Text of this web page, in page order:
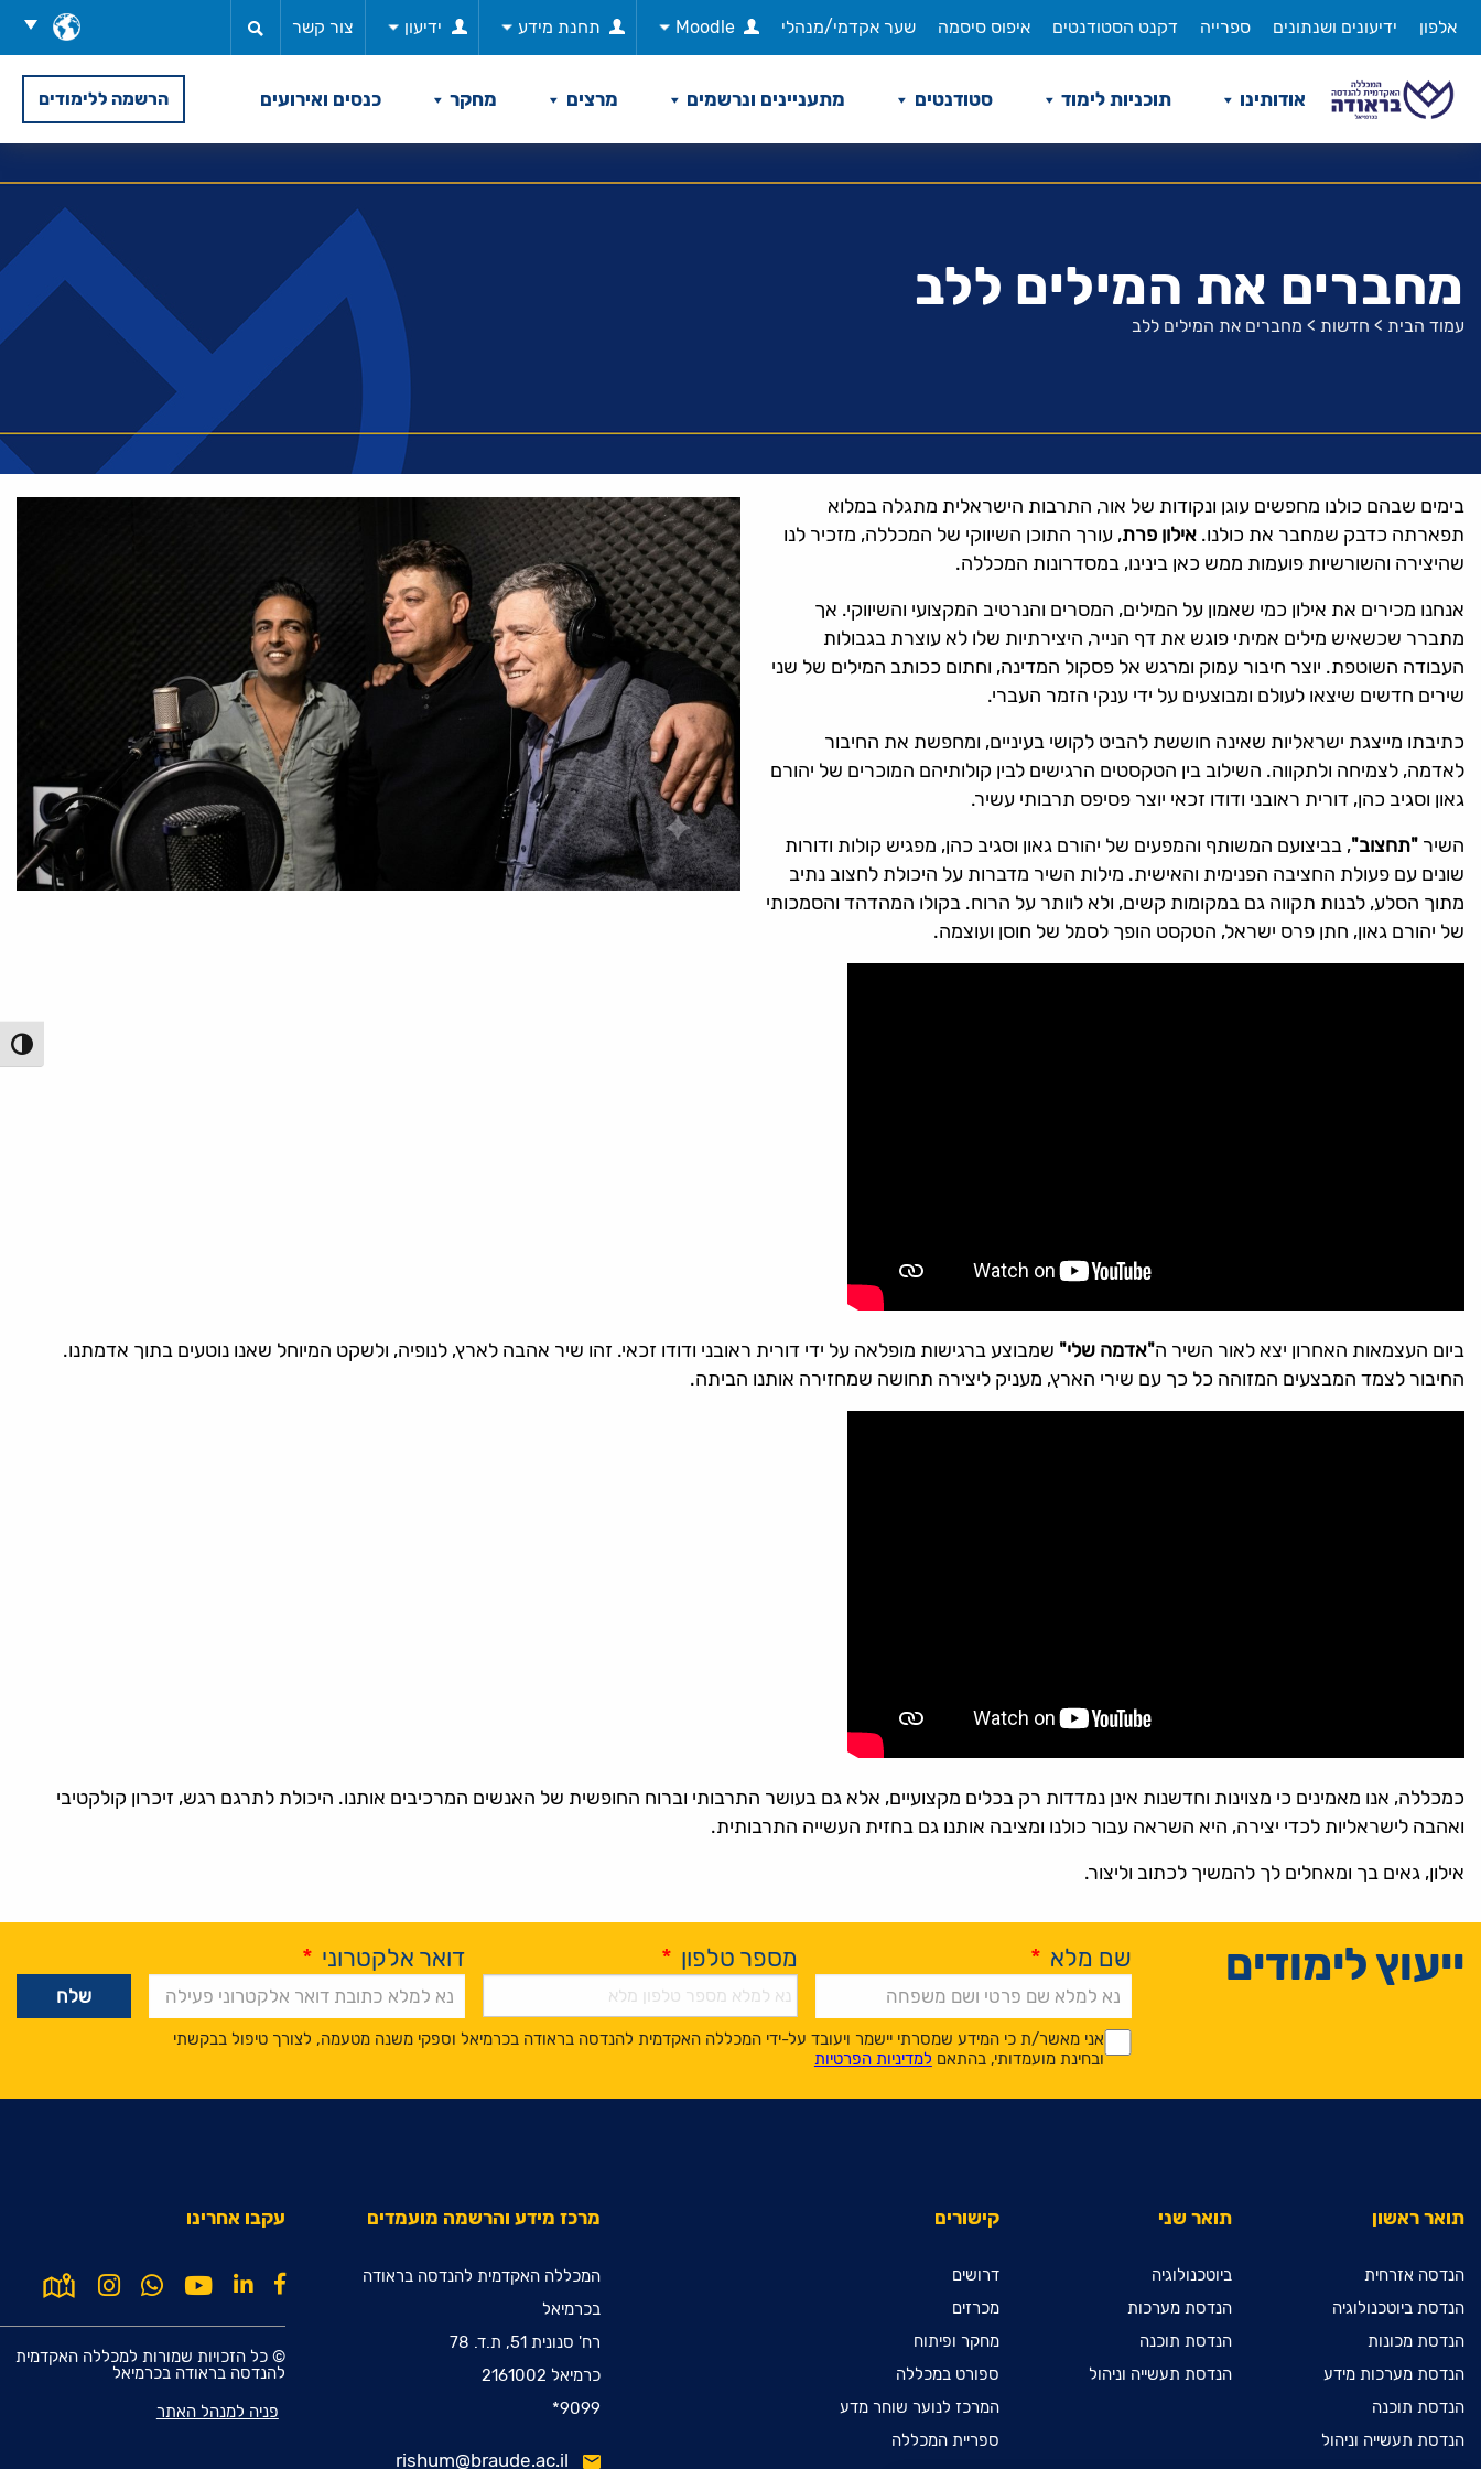
לתוכן
בחר
שפה
אלפון ידיעונים ושנתונים ספרייה דקנט הסטודנטים איפוס סיסמה שער אקדמי/מנהלי Moodle תחנת מידע ידיעון צור קשר
אודותינו תוכניות לימוד סטודנטים מתעניינים ונרשמים מרצים מחקר כנסים ואירועים הרשמה ללימודים
מחברים את המילים ללב
עמוד הבית > חדשות > מחברים את המילים ללב
בימים שבהם כולנו מחפשים עוגן ונקודות של אור, התרבות הישראלית מתגלה במלוא
תפארתה כדבק שמחבר את כולנו. אילון פרת, עורך התוכן השיווקי של המכללה, מזכיר לנו
שהיצירה והשורשיות פועמות ממש כאן בינינו, במסדרונות המכללה.
אנחנו מכירים את אילון כמי שאמון על המילים, המסרים והנרטיב המקצועי והשיווקי. אך
מתברר שכשאיש מילים אמיתי פוגש את דף הנייר, היצירתיות שלו לא עוצרת בגבולות
העבודה השוטפת. יוצר חיבור עמוק ומרגש אל פסקול המדינה, וחתום ככותב המילים של שני
שירים חדשים שיצאו לעולם ומבוצעים על ידי ענקי הזמר העברי.
כתיבתו מייצגת ישראליות שאינה חוששת להביט לקושי בעיניים, ומחפשת את החיבור
לאדמה, לצמיחה ולתקווה. השילוב בין הטקסטים הרגישים לבין קולותיהם המוכרים של יהורם
גאון וסגיב כהן, דורית ראובני ודודו זכאי יוצר פסיפס תרבותי עשיר.
השיר "תחצוב", בביצועם המשותף והמפעים של יהורם גאון וסגיב כהן, מפגיש קולות ודורות
שונים עם פעולת החציבה הפנימית והאישית. מילות השיר מדברות על היכולת לחצוב נתיב
מתוך הסלע, לבנות תקווה גם במקומות קשים, ולא לוותר על הרוח. בקולו המהדהד והסמכותי
של יהורם גאון, חתן פרס ישראל, הטקסט הופך לסמל של חוסן ועוצמה.
ביום העצמאות האחרון יצא לאור השיר ה"אדמה שלי" שמבוצע ברגישות מופלאה על ידי דורית ראובני ודודו זכאי. זהו שיר אהבה לארץ, לנופיה, ולשקט המיוחל שאנו נוטעים בתוך אדמתנו.
החיבור לצמד המבצעים המזוהה כל כך עם שירי הארץ, מעניק ליצירה תחושה שמחזירה אותנו הביתה.
כמכללה, אנו מאמינים כי מצוינות וחדשנות אינן נמדדות רק בכלים מקצועיים, אלא גם בעושר התרבותי וברוח החופשית של האנשים המרכיבים אותנו. היכולת לתרגם רגש, זיכרון קולקטיבי
ואהבה לישראליות לכדי יצירה, היא השראה עבור כולנו ומציבה אותנו גם בחזית העשייה התרבותית.
אילון, גאים בך ומאחלים לך להמשיך לכתוב וליצור.
ייעוץ לימודים שם מלא * מספר טלפון * דואר אלקטרוני *
*
*
אני מאשר/ת כי המידע שמסרתי יישמר ויעובד על-ידי המכללה האקדמית להנדסה בראודה בכרמיאל וספקי משנה מטעמה, לצורך טיפול בבקשתי
ובחינת מועמדותי, בהתאם למדיניות הפרטיות
Alternative:
תואר ראשון
הנדסה אזרחית
הנדסת ביוטכנולוגיה
הנדסת מכונות
הנדסת מערכות מידע
הנדסת תוכנה
הנדסת תעשייה וניהול
תואר שני
ביוטכנולוגיה
הנדסת מערכות
הנדסת תוכנה
הנדסת תעשייה וניהול
קישורים
דרושים
מכרזים
מחקר ופיתוח
ספורט במכללה
המרכז לנוער שוחר מדע
ספריית המכללה
מרכז מידע והרשמה מועמדים
המכללה האקדמית להנדסה בראודה
בכרמיאל
רח' סנונית 51, ת.ד. 78
כרמיאל 2161002
9099*
rishum@braude.ac.il
עקבו אחרינו
© כל הזכויות שמורות למכללה האקדמית
להנדסה בראודה בכרמיאל
פניה למנהל האתר